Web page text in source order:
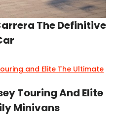
The Definitive
Touring And Elite
Minivans